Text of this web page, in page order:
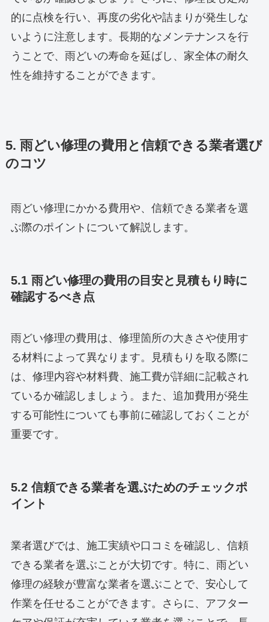
的に点検を行い、再度の劣化や詰まりが発生しな
いように注意します。長期的なメンテナンスを行
うことで、雨どいの寿命を延ばし、家全体の耐久
性を維持することができます。
5. 雨どい修理の費用と信頼できる業者選び
のコツ
雨どい修理にかかる費用や、信頼できる業者を選
ぶ際のポイントについて解説します。
5.1 雨どい修理の費用の目安と見積もり時に
確認するべき点
雨どい修理の費用は、修理箇所の大きさや使用す
る材料によって異なります。見積もりを取る際に
は、修理内容や材料費、施工費が詳細に記載され
ているか確認しましょう。また、追加費用が発生
する可能性についても事前に確認しておくことが
重要です。
5.2 信頼できる業者を選ぶためのチェックポ
イント
業者選びでは、施工実績や口コミを確認し、信頼
できる業者を選ぶことが大切です。特に、雨どい
修理の経験が豊富な業者を選ぶことで、安心して
作業を任せることができます。さらに、アフター